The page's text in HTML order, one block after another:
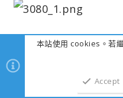
A.Creation
a.DaVinci Resolve
本站使用 cookies。若
Accept